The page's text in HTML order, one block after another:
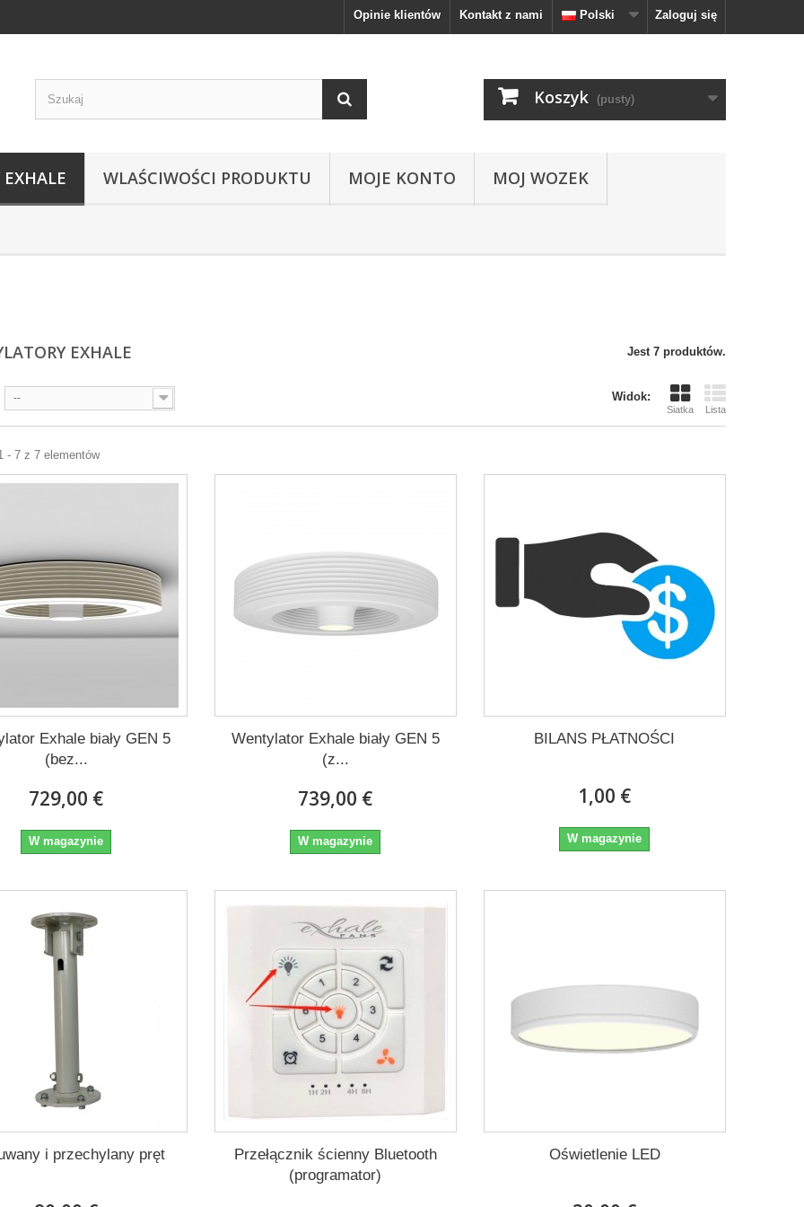
Zaloguj się
Polski
Kontakt z nami
Opinie klientów
Koszyk (pusty)
WLAŚCIWOŚCI PRODUKTU MOJE KONTO MOJ WOZEK
EXHALE Jest 7 produktów.
Widok:
Siatka Lista
--
- 7 z 7 elementów
Exhale biały GEN 5
(bez...
729,00 €
W magazynie
Wentylator Exhale biały GEN 5
(z...
739,00 €
W magazynie
BILANS PŁATNOŚCI
1,00 €
W magazynie
i przechylany pręt
Przełącznik ścienny Bluetooth
(programator)
Oświetlenie LED